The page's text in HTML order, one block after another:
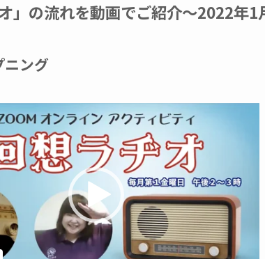
オ」の流れを動画でご紹介〜2022年
ニング